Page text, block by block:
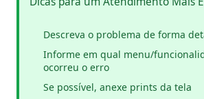
Descreva o problema de forma
Informe em qual menu/
ocorreu o erro
Se possível, anexe prints da tela